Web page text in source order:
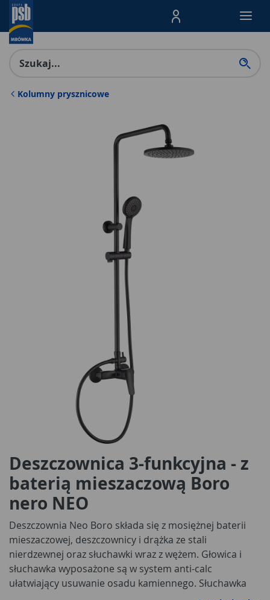
Menu Produktów,
Kolumny prysznicowe
Deszczownica 3-funkcyjna - z
baterią mieszaczową Boro
nero NEO
Deszczownia Neo Boro składa się z mosiężnej baterii
mieszaczowej, deszczownicy i drążka ze stali
nierdzewnej oraz słuchawki wraz z wężem. Głowica i
słuchawka wyposażone są w system anti-calc
ułatwiający usuwanie osadu kamiennego. Słuchawka